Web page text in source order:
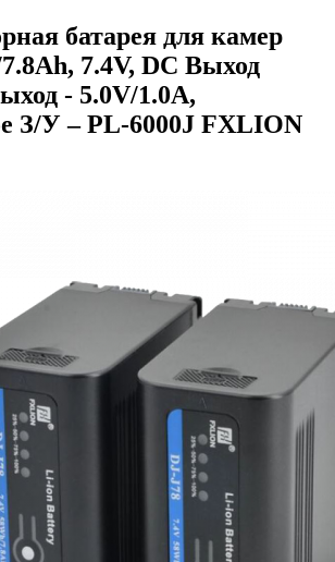
батарея для камер
7.4V, DC Выход
- 5.0V/1.0A,
З/У – PL-6000J FXLION